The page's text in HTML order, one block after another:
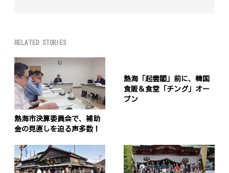
RELATED STORIES
熱海市決算委員会で、補助
金の見直しを迫る声多数！
熱海「起雲閣」前に、韓国
食販＆食堂「チング」オー
プン